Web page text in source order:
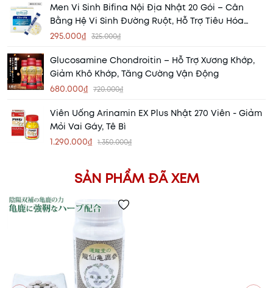
Men Vi Sinh Bifina Nội Địa Nhật 20 Gói – Cân
Bằng Hệ Vi Sinh Đường Ruột, Hỗ Trợ Tiêu Hóa
Khỏe Mạnh
295.000₫ 325.000₫
Glucosamine Chondroitin – Hỗ Trợ Xương Khớp,
Giảm Khô Khớp, Tăng Cường Vận Động
680.000₫ 720.000₫
Viên Uống Arinamin EX Plus Nhật 270 Viên - Giảm
Mỏi Vai Gáy, Tê Bì
1.290.000₫ 1.350.000₫
SẢN PHẨM ĐÃ XEM